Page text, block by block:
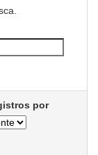
por